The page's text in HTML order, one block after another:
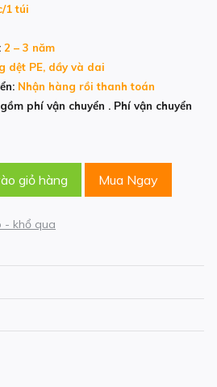
1 túi
2 – 3 năm
dệt PE, dầy và dai
Nhận hàng rồi thanh toán
phí vận chuyển . Phí vận chuyển
giỏ hàng Mua Ngay
- khổ qua